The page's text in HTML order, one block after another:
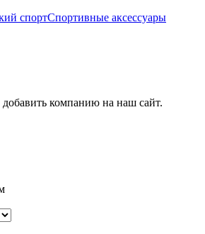
спортСпортивные аксессуары
компанию на наш сайт.